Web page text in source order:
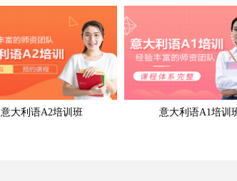
意大利语A2培训班 意大利语A1培训